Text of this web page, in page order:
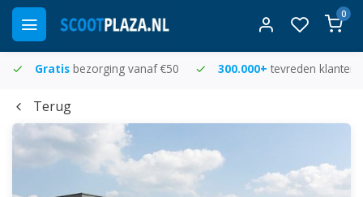
0
Gratis bezorging vanaf €50 300.000+ tevreden klanten
Terug